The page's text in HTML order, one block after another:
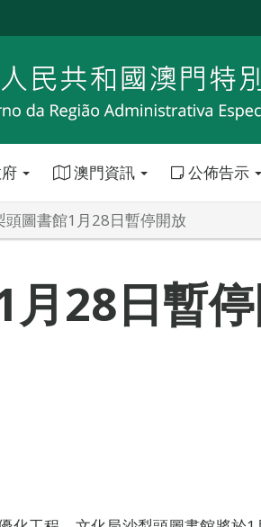
澳門資訊 公佈告示
頭圖書館1月28日暫停開放
28日暫